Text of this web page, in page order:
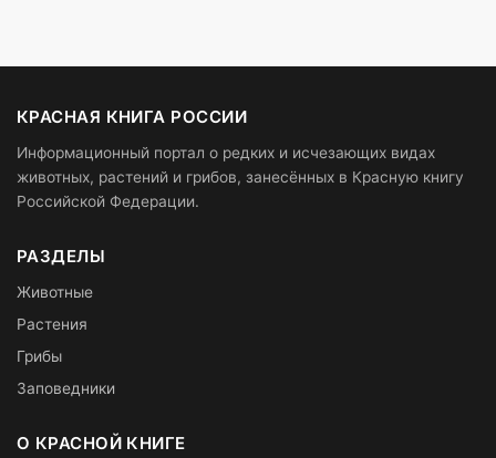
КРАСНАЯ КНИГА РОССИИ
Информационный портал о редких и исчезающих видах
животных, растений и грибов, занесённых в Красную книгу
Российской Федерации.
РАЗДЕЛЫ
Животные
Растения
Грибы
Заповедники
О КРАСНОЙ КНИГЕ